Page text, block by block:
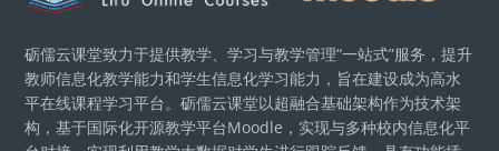
砺儒云课堂致力于提供教学、学习与教学管理“一站式”服务，提升
教师信息化教学能力和学生信息化学习能力，旨在建设成为高水
平在线课程学习平台。砺儒云课堂以超融合基础架构作为技术架
构，基于国际化开源教学平台Moodle，实现与多种校内信息化平